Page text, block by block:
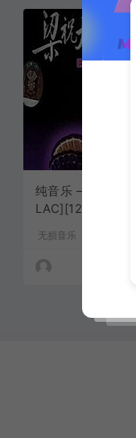
纯音乐 – 梁祝
LAC][12.4M/
无损音乐